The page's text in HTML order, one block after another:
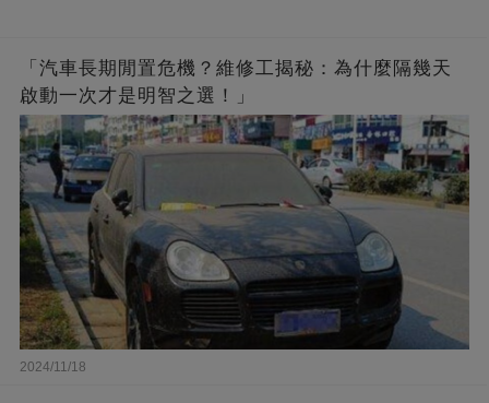
「汽車長期閒置危機？維修工揭秘：為什麼隔幾天
啟動一次才是明智之選！」
2024/11/18